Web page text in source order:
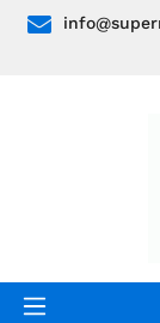
Zum Hauptinhalt